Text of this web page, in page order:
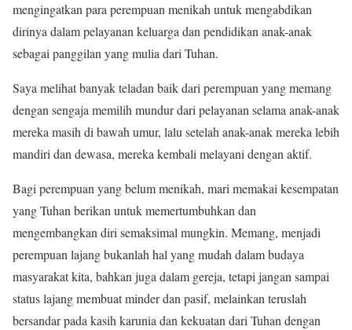
mengingatkan para perempuan menikah untuk mengabdikan
dirinya dalam pelayanan keluarga dan pendidikan anak-anak
sebagai panggilan yang mulia dari Tuhan.
Saya melihat banyak teladan baik dari perempuan yang memang
dengan sengaja memilih mundur dari pelayanan selama anak-anak
mereka masih di bawah umur, lalu setelah anak-anak mereka lebih
mandiri dan dewasa, mereka kembali melayani dengan aktif.
Bagi perempuan yang belum menikah, mari memakai kesempatan
yang Tuhan berikan untuk memertumbuhkan dan
mengembangkan diri semaksimal mungkin. Memang, menjadi
perempuan lajang bukanlah hal yang mudah dalam budaya
masyarakat kita, bahkan juga dalam gereja, tetapi jangan sampai
status lajang membuat minder dan pasif, melainkan teruslah
bersandar pada kasih karunia dan kekuatan dari Tuhan dengan